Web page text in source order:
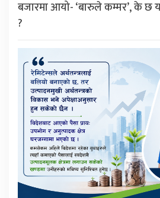
बजारमा आयो- ‘बारुले कम्मर’, के छ
?